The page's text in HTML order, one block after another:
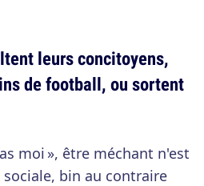
leurs concitoyens,
de football, ou sortent
moi », être méchant n'est
bin au contraire